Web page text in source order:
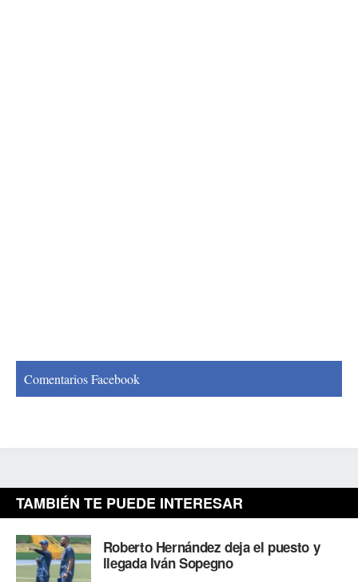
Comentarios Facebook
TAMBIÉN TE PUEDE INTERESAR
Roberto Hernández deja el puesto y
llegada Iván Sopegno